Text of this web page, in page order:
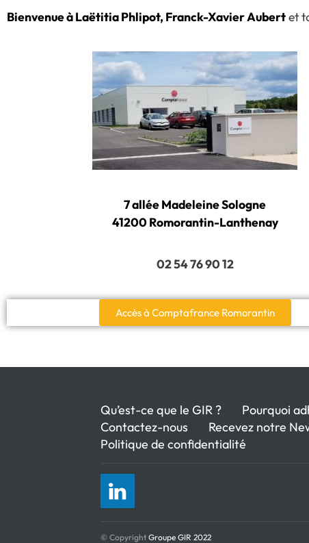
Bienvenue à Laëtitia Phlipot, Franck-Xavier Aubertet
7 allée Madeleine Sologne
41200 Romorantin-Lanthenay
02 54 76 90 12
Accès à Comptafrance Romorantin
Qu’est-ce que le GIR ? Pourquoi
Contactez-nous
Recevez notre
Politique de confidentialité
© Copyright Groupe GIR 2022